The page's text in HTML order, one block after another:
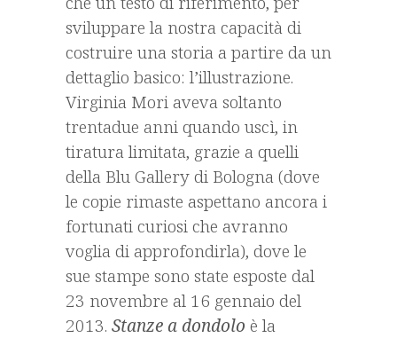
sviluppare la nostra capacità di
costruire una storia a partire da un
dettaglio basico: l’illustrazione.
Virginia Mori aveva soltanto
trentadue anni quando uscì, in
tiratura limitata, grazie a quelli
della Blu Gallery di Bologna (dove
le copie rimaste aspettano ancora i
fortunati curiosi che avranno
voglia di approfondirla), dove le
sue stampe sono state esposte dal
23 novembre al 16 gennaio del
2013. Stanze a dondolo è la